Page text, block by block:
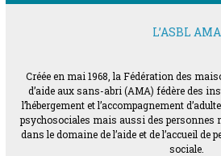
L’ASBL AMA
Créée en mai 1968, la Fédération des
d’aide aux sans-abri (AMA) fédère des
l’hébergement et l’accompagnement
psychosociales mais aussi des personnes
dans le domaine de l’aide et de l’accueil de
sociale.